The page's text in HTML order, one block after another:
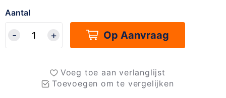
Aantal
Op Aanvraag
Voeg toe aan verlanglijst
Toevoegen om te vergelijken